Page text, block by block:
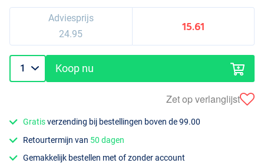
Adviesprijs
24.95
15.61
Koop nu
Zet op verlanglijst
Gratisverzending bij bestellingen boven de 99.00
Retourtermijn van 50 dagen
Gemakkelijk bestellen met of zonder account